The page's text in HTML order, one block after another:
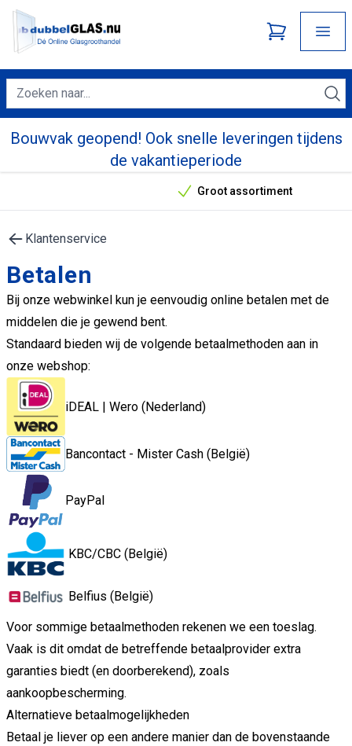
Bouwvak geopend! Ook snelle leveringen tijdens
de vakantieperiode
Onze unieke verkoopargumenten
Groot assortiment
Klantenservice
Betalen
Bij onze webwinkel kun je eenvoudig online betalen met de
middelen die je gewend bent.
Standaard bieden wij de volgende betaalmethoden aan in
onze webshop:
iDEAL | Wero (Nederland)
Bancontact - Mister Cash (België)
PayPal
KBC/CBC (België)
Belfius (België)
Voor sommige betaalmethoden rekenen we een toeslag.
Vaak is dit omdat de betreffende betaalprovider extra
garanties biedt (en doorberekend), zoals
aankoopbescherming.
Alternatieve betaalmogelijkheden
Betaal je liever op een andere manier dan de bovenstaande